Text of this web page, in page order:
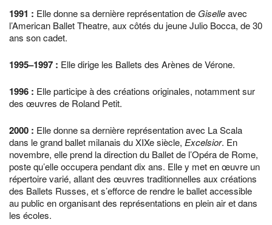
1991 : Elle donne sa dernière représentation de Giselleavec
l’American Ballet Theatre, aux côtés du jeune Julio Bocca, de 30
ans son cadet.
1995–1997 : Elle dirige les Ballets des Arènes de Vérone.
1996 : Elle participe à des créations originales, notamment sur
des œuvres de Roland Petit.
2000 : Elle donne sa dernière représentation avec La Scala
dans le grand ballet milanais du XIXe siècle, Excelsior. En
novembre, elle prend la direction du Ballet de l’Opéra de Rome,
poste qu’elle occupera pendant dix ans. Elle y met en œuvre un
répertoire varié, allant des œuvres traditionnelles aux créations
des Ballets Russes, et s’efforce de rendre le ballet accessible
au public en organisant des représentations en plein air et dans
les écoles.